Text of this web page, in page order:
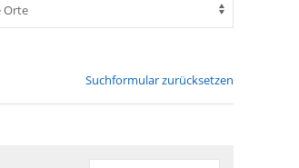
Suchformular zurücksetzen